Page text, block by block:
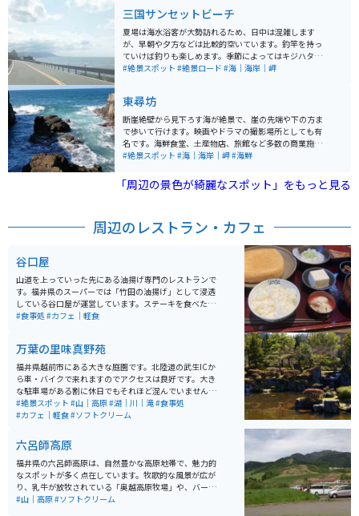
三国サンセットビーチ
夏場は海水浴客が大勢訪れるため、日中は混雑します
が、早朝や夕方などは比較的空いています。釣竿を持っ
ていけば釣りも楽しめます。季節によってはキジハタ、
クロダイ、ホウボウなどの高級魚なども釣れます。 周辺
がらツーリングできます。最近ではイルカが近くまで寄
ってくる！と話題にもなりました。ただし、イルカに近
づくのは危険で実際に噛まれた人もいるので近づきすぎ
ないように注意してください。
#絶景スポット #絶景ロード #海｜海岸｜岬
東尋坊
断崖絶壁から見下ろす海が絶景で、崖の先端や下の方ま
で歩いて行けます。映画やドラマの撮影場所としても有
名です。海鮮食堂、土産物店、旅館など多数の商業施設
もあります。遊覧船で海から眺めることも可能です。海
ので、周囲の観光スポットと合わせて訪れることをオス
スメします。
#絶景スポット #海｜海岸｜岬#海鮮
「周辺の景色が綺麗なスポット」をもっと見る
周辺のレストラン・カフェ
谷口屋
山道を上っていった先にある油揚げ専門のレストランで
す。福井県のスーパーでは「竹田の油揚げ」として浸透
している谷口屋が運営しています。ステーキを食べたの
と同じくらいの満足感を得られる油揚げをいただけま
#食事処 #カフェ｜軽食
万葉の里味真野苑
福井県越前市にある大きな庭園です。北陸道の武生ICか
ら車・バイクで来れますのでアクセスは良好です。大き
な駐車場がある割に休日でもそれほど混んでいません。
万葉集にちなんだ歌碑や植物を多く楽しめるのが大きな
特徴ですが、何も知らずふらりと来ても楽しめます。園
形、ちょっとした山登りも楽しめます。さらに、無料の
休憩施設や飲食店もありますので、その気になれば1日
楽しめます。
#絶景スポット #山｜高原#湖｜川｜滝#食事処
#カフェ｜軽食#ソフトクリーム
六呂師高原
福井県の六呂師高原は、自然豊かな高原地帯で、魅力的
なスポットが多く点在しています。牧歌的な風景が広が
り、乳牛が放牧されている「奥越高原牧場」や、バーベ
キューを楽しめる「円山公園」などがあります。複数人
#山｜高原#ソフトクリーム